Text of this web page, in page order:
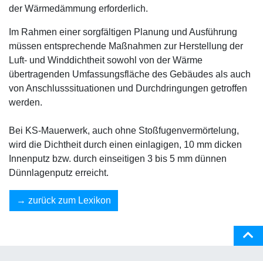
der Wärmedämmung erforderlich.
Im Rahmen einer sorgfältigen Planung und Ausführung
müssen entsprechende Maßnahmen zur Herstellung der
Luft- und Winddichtheit sowohl von der Wärme
übertragenden Umfassungsfläche des Gebäudes als auch
von Anschlusssituationen und Durchdringungen getroffen
werden.
Bei KS-Mauerwerk, auch ohne Stoßfugenvermörtelung,
wird die Dichtheit durch einen einlagigen, 10 mm dicken
Innenputz bzw. durch einseitigen 3 bis 5 mm dünnen
Dünnlagenputz erreicht.
zurück zum Lexikon